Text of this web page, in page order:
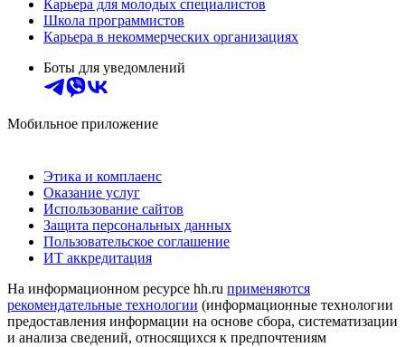
Карьера для молодых специалистов
Школа программистов
Карьера в некоммерческих организациях
Боты для уведомлений
Мобильное приложение
Этика и комплаенс
Оказание услуг
Использование сайтов
Защита персональных данных
Пользовательское соглашение
ИТ аккредитация
На информационном ресурсе hh.ru применяются
рекомендательные технологии (информационные технологии
предоставления информации на основе сбора, систематизации
и анализа сведений, относящихся к предпочтениям